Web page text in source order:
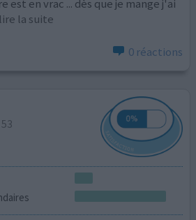
est en vrac ... dès que je mange j'ai
la suite
0 réactions